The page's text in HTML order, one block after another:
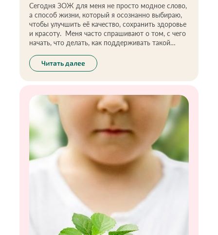
Сегодня ЗОЖ для меня не просто модное слово,
а способ жизни, который я осознанно выбираю,
чтобы улучшить её качество, сохранить здоровье
и красоту. Меня часто спрашивают о том, с чего
начать, что делать, как поддерживать такой
действительно много, но большая часть — это
непроверенные слухи и мифы, которые порой
ещё больше запутывают и сбивают с толку. В
рекомендациями, которые помогли измениться и
встать на путь здоровья мне самой.
Читать далее